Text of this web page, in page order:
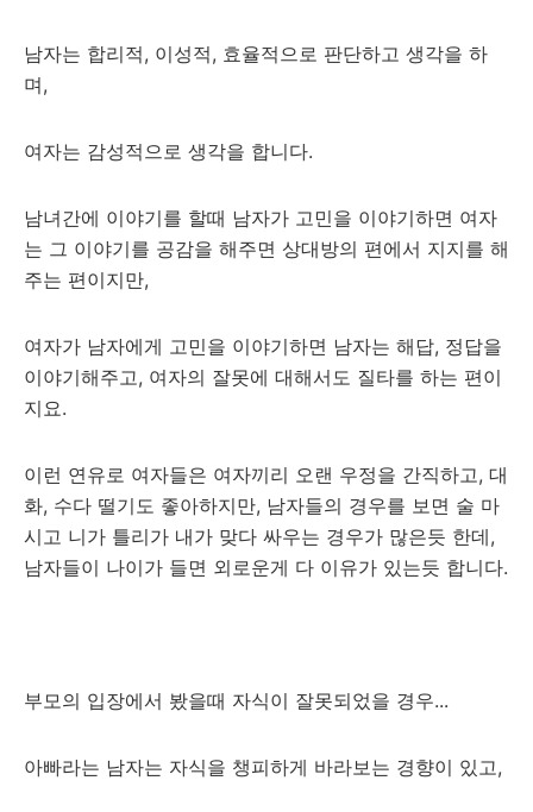
남자는 합리적, 이성적, 효율적으로 판단하고 생각을 하
며,
여자는 감성적으로 생각을 합니다.
남녀간에 이야기를 할때 남자가 고민을 이야기하면 여자
는 그 이야기를 공감을 해주면 상대방의 편에서 지지를 해
주는 편이지만,
여자가 남자에게 고민을 이야기하면 남자는 해답, 정답을
이야기해주고, 여자의 잘못에 대해서도 질타를 하는 편이
지요.
이런 연유로 여자들은 여자끼리 오랜 우정을 간직하고, 대
화, 수다 떨기도 좋아하지만, 남자들의 경우를 보면 술 마
시고 니가 틀리가 내가 맞다 싸우는 경우가 많은듯 한데,
남자들이 나이가 들면 외로운게 다 이유가 있는듯 합니다.
부모의 입장에서 봤을때 자식이 잘못되었을 경우...
아빠라는 남자는 자식을 챙피하게 바라보는 경향이 있고,